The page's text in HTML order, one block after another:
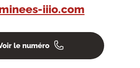
iiio.com
le numéro